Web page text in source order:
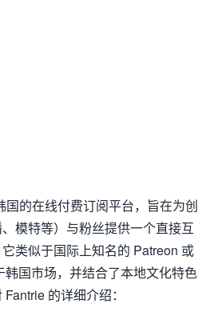
国的在线付费订阅平台，旨在为创
模特等）与粉丝提供一个直接互
类似于国际上知名的 Patreon 或
国市场，并结合了本地文化特色
的详细介绍：